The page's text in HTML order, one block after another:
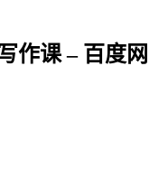
作课 – 百度网